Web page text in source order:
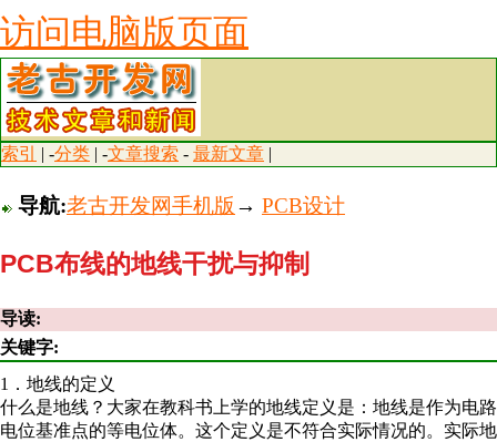
访问电脑版页面
索引 | -分类 | -文章搜索 - 最新文章 |
导航:老古开发网手机版 → PCB设计
PCB布线的地线干扰与抑制
导读:
关键字:
1．地线的定义
什么是地线？大家在教科书上学的地线定义是：地线是作为电路
电位基准点的等电位体。这个定义是不符合实际情况的。实际地